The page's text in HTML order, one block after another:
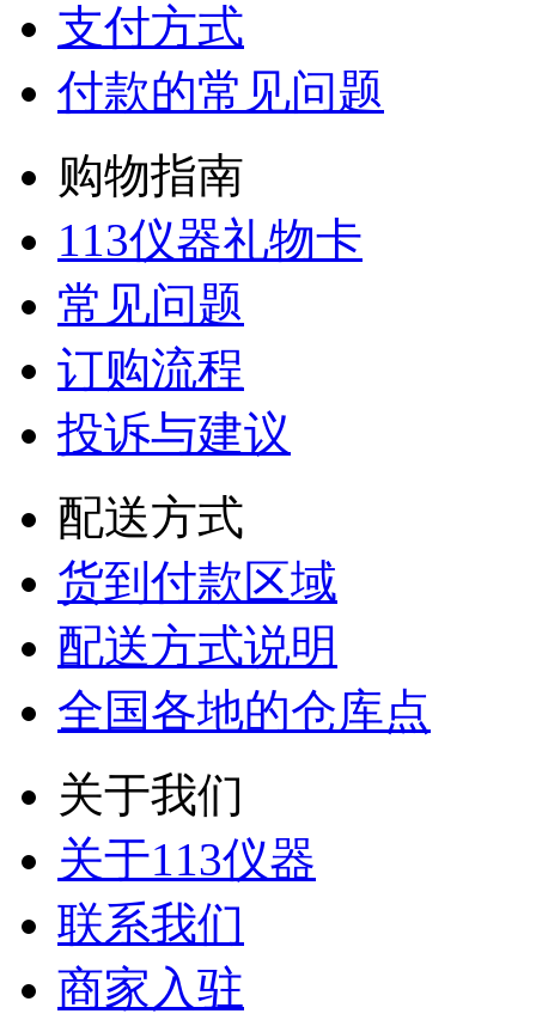
支付方式
付款的常见问题
购物指南
113仪器礼物卡
常见问题
订购流程
投诉与建议
配送方式
货到付款区域
配送方式说明
全国各地的仓库点
关于我们
关于113仪器
联系我们
商家入驻